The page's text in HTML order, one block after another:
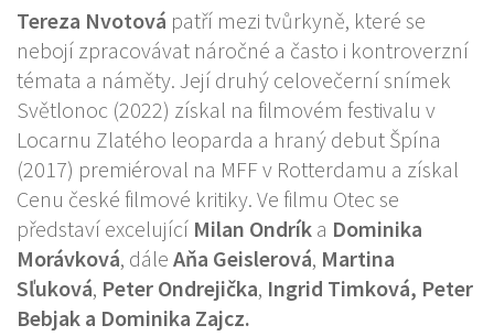
Tereza Nvotová patří mezi tvůrkyně, které se
nebojí zpracovávat náročné a často i kontroverzní
témata a náměty. Její druhý celovečerní snímek
Světlonoc (2022) získal na filmovém festivalu v
Locarnu Zlatého leoparda a hraný debut Špína
(2017) premiéroval na MFF v Rotterdamu a získal
Cenu české filmové kritiky. Ve filmu Otec se
představí excelující Milan Ondrík a Dominika
Morávková, dále Aňa Geislerová, Martina
Sľuková, Peter Ondrejička, Ingrid Timková, Peter
Bebjak a Dominika Zajcz.